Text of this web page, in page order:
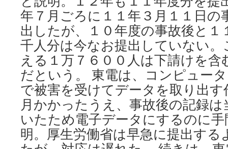
年７月ごろに１１年３月１１日の
出したが、１０年度の事故後と１
千人分は今なお提出していない
える１万７６００人は下請けを含
だという。 東電は、コンピュー
で被害を受けてデータを取り出
月かかったうえ、事故後の記録
いたため電子データにするのに
明。厚生労働省は早急に提出する